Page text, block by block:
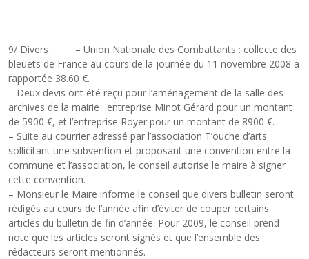
9/ Divers : – Union Nationale des Combattants : collecte des
bleuets de France au cours de la journée du 11 novembre 2008 a
rapportée 38.60 €.
– Deux devis ont été reçu pour l’aménagement de la salle des
archives de la mairie : entreprise Minot Gérard pour un montant
de 5900 €, et l’entreprise Royer pour un montant de 8900 €.
– Suite au courrier adressé par l’association T’ouche d’arts
sollicitant une subvention et proposant une convention entre la
commune et l’association, le conseil autorise le maire à signer
cette convention.
– Monsieur le Maire informe le conseil que divers bulletin seront
rédigés au cours de l’année afin d’éviter de couper certains
articles du bulletin de fin d’année. Pour 2009, le conseil prend
note que les articles seront signés et que l’ensemble des
rédacteurs seront mentionnés.